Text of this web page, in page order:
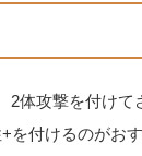
体攻撃を付けて
を付けるのがお